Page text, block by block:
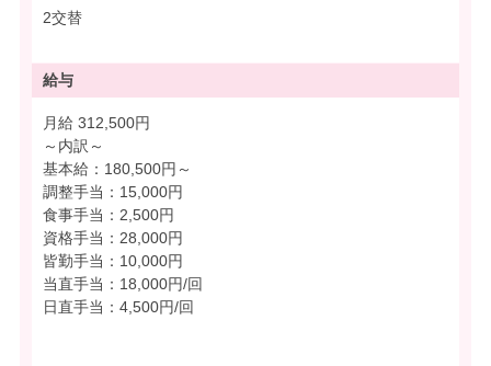
2交替
給与
月給 312,500円
～内訳～
基本給：180,500円～
調整手当：15,000円
食事手当：2,500円
資格手当：28,000円
皆勤手当：10,000円
当直手当：18,000円/回
日直手当：4,500円/回